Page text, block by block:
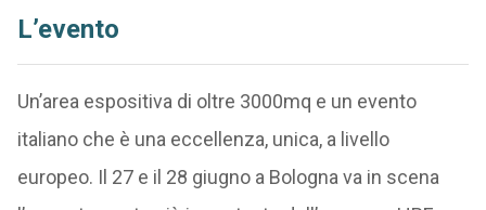
L’evento
Un’area espositiva di oltre 3000mq e un evento
italiano che è una eccellenza, unica, a livello
europeo. Il 27 e il 28 giugno a Bologna va in scena